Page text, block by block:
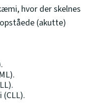
hvor der skelnes
(akutte)